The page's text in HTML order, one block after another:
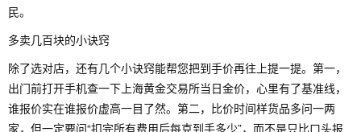
民。
多卖几百块的小诀窍
除了选对店，还有几个小诀窍能帮您把到手价再往上提一提。第一，
出门前打开手机查一下上海黄金交易所当日金价，心里有了基准线，
谁报价实在谁报价虚高一目了然。第二，比价时间样货品多问一两
家，但一定要问“扣完所有费用后每克到手多少”，而不是只比口头报